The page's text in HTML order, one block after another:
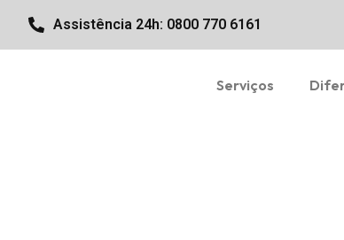
Assistência 24h: 0800 770 6161
Serviços